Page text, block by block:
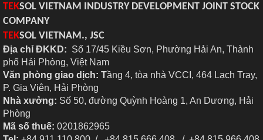
TEKSOL VIETNAM INDUSTRY DEVELOPMENT JOINT STOCK
COMPANY
TEKSOL VIETNAM., JSC
Địa chỉ ĐKKD: Số 17/45 Kiều Sơn, Phường Hải An, Thành
phố Hải Phòng, Việt Nam
Văn phòng giao dịch: Tầng 4, tòa nhà VCCI, 464 Lạch Tray,
P. Gia Viên, Hải Phòng
Nhà xưởng: Số 50, đường Quỳnh Hoàng 1, An Dương, Hải
Phòng
Mã số thuế: 0201862965